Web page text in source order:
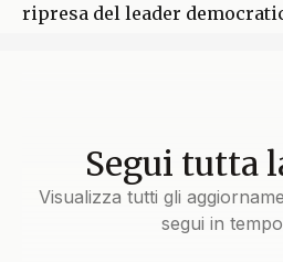
ripresa del leader
Segui tutta
Visualizza tutti gli
segui in